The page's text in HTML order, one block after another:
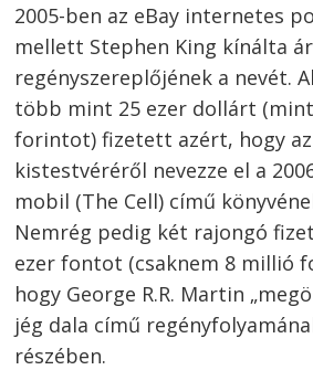
2005-ben az eBay internetes
mellett Stephen King kínálta
regényszereplőjének a nevét.
több mint 25 ezer dollárt
forintot) fizetett azért, hogy
kistestvéréről nevezze el a
mobil (The Cell) című
Nemrég pedig két rajongó
ezer fontot (csaknem 8 millió
hogy George R.R. Martin
jég dala című
részében.
Bejegyzés
navigáció